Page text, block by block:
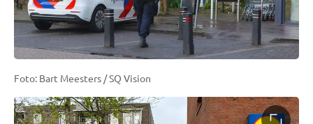
Foto: Bart Meesters / SQ Vision